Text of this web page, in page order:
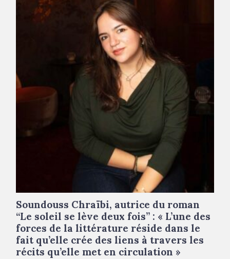
Soundouss Chraïbi, autrice du roman
“Le soleil se lève deux fois” : « L’une des
forces de la littérature réside dans le
fait qu’elle crée des liens à travers les
récits qu’elle met en circulation »